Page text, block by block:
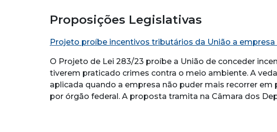
Proposições Legislativas
Projeto proíbe incentivos tributários da União a
O Projeto de Lei 283/23 proíbe a União de conceder
tiverem praticado crimes contra o meio ambiente. A
aplicada quando a empresa não puder mais recorrer
por órgão federal. A proposta tramita na Câmara dos